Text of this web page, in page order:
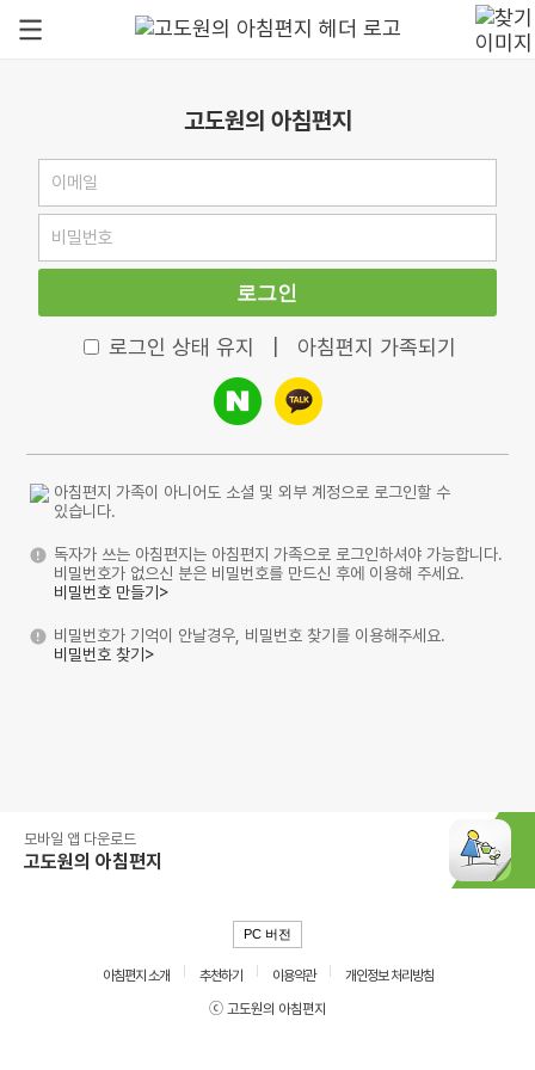
고도원의 아침편지
로그인
로그인 상태 유지 아침편지 가족되기
아침편지 가족이 아니어도 소셜 및 외부 계정으로 로그인할 수
있습니다.
독자가 쓰는 아침편지는 아침편지 가족으로 로그인하셔야 가능합니다.
비밀번호가 없으신 분은 비밀번호를 만드신 후에 이용해 주세요.
비밀번호 만들기>
비밀번호가 기억이 안날경우, 비밀번호 찾기를 이용해주세요.
비밀번호 찾기>
모바일 앱 다운로드
고도원의 아침편지
PC 버전
아침편지 소개 추천하기 이용약관
개인정보 처리방침
ⓒ 고도원의 아침편지